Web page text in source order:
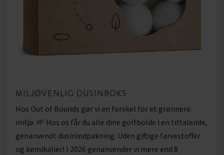
MILJØVENLIG DUSINBOKS
Hos Out of Bounds gør vi en forskel for et grønnere
miljø. 🌱 Hos os får du alle dine golfbolde i en tiltalende,
genanvendt dusinindpakning. Uden giftige farvestoffer
og kemikalier! I 2026 genanvender vi mere end 8